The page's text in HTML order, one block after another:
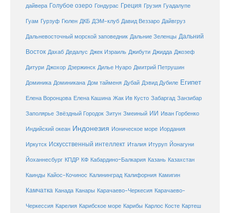
дайвера Голубое озеро Гондурас Греция Грузия Гуадалупе
Гуам Гурзуф Гюлен ДКБ ДЭМ-клуб Давид Веззаро Дайвгруз
Дальневосточный морской заповедник Дальние Зеленцы Дальний
Восток Дахаб Дедалус Джек Израиль Джибути Джидда Джозеф
Дитури Джохор Дзержинск Дилье Нуаро Дмитрий Петрушин
Доминика Доминикана Дом тайменя Дубай Дэвид Дубиле Египет
Елена Воронцова Елена Кашина Жак Ив Кусто Забаргад Занзибар
Заполярье Звёздный Городок Зитун Змеиный ИИ Иван Горбенко
Индийский океан Индонезия Ионическое море Иордания
Иркутск Искусственный интеллект Италия Итуруп Йонагуни
Йоханнесбург КПДР КФ Кабардино-Балкария Казань Казахстан
Каинды Кайос-Кочинос Калининград Калифорния Камигин
Камчатка Канада Канары Карачаево-Черкесия Карачаево-
Черкессия Карелия Карибское море Карибы Карлос Косте Картеш